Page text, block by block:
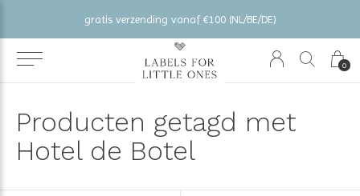
0
gratis verzending vanaf €100 (NL/BE/DE)
Producten getagd met
Hotel de Botel